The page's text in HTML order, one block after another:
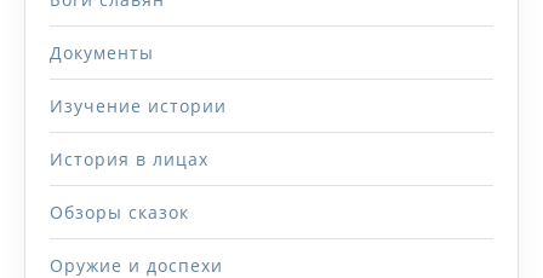
Документы
Изучение истории
История в лицах
Обзоры сказок
Оружие и доспехи